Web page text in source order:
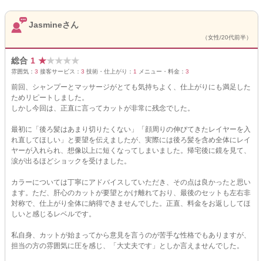
Jasmineさん
（女性/20代前半）
総合 1 ★★★★★
雰囲気： 3 接客サービス： 3 技術・仕上がり： 1 メニュー・料金： 3
前回、シャンプーとマッサージがとても気持ちよく、仕上がりにも満足した
ためリピートしました。
しかし今回は、正直に言ってカットが非常に残念でした。
最初に「後ろ髪はあまり切りたくない」「顔周りの伸びてきたレイヤーを入
れ直してほしい」と要望を伝えましたが、実際には後ろ髪を含め全体にレイ
ヤーが入れられ、想像以上に短くなってしまいました。帰宅後に鏡を見て、
涙が出るほどショックを受けました。
カラーについては丁寧にアドバイスしていただき、その点は良かったと思い
ます。ただ、肝心のカットが要望とかけ離れており、最後のセットも左右非
対称で、仕上がり全体に納得できませんでした。正直、料金をお返ししてほ
しいと感じるレベルです。
私自身、カットが始まってから意見を言うのが苦手な性格でもありますが、
担当の方の雰囲気に圧を感じ、「大丈夫です」としか言えませんでした。